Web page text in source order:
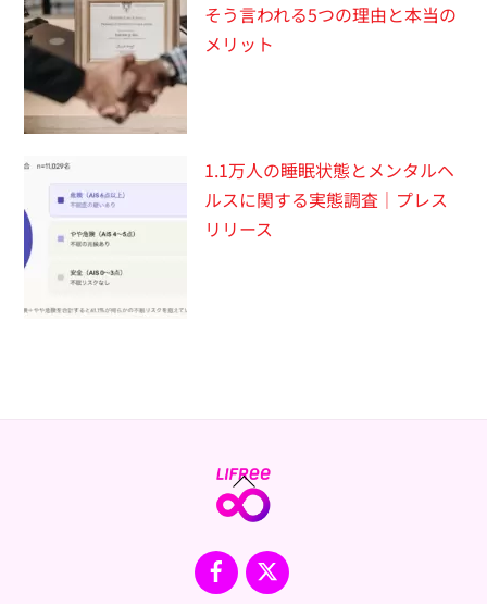
そう言われる5つの理由と本当の
メリット
1.1万人の睡眠状態とメンタルヘ
ルスに関する実態調査｜プレス
リリース
Back
To
Facebook
X